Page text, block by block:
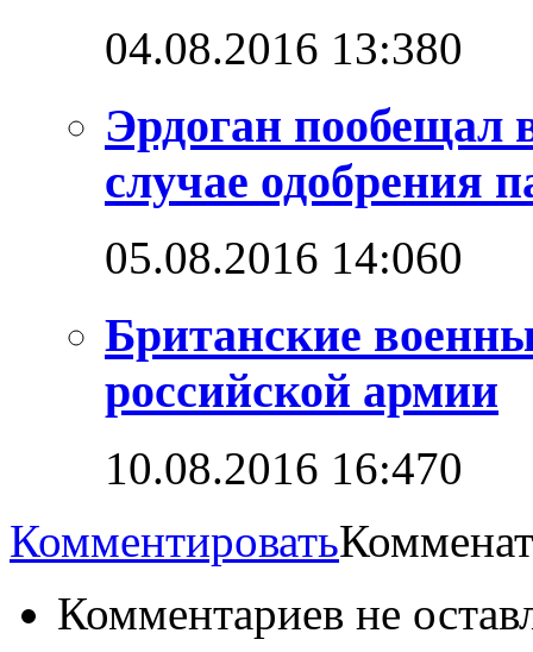
04.08.2016 13:380
Эрдоган пообещал
случае одобрения
05.08.2016 14:060
Британские
российской армии
10.08.2016 16:470
Комментировать
Комментариев не